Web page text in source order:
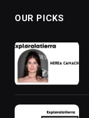
OUR PICKS